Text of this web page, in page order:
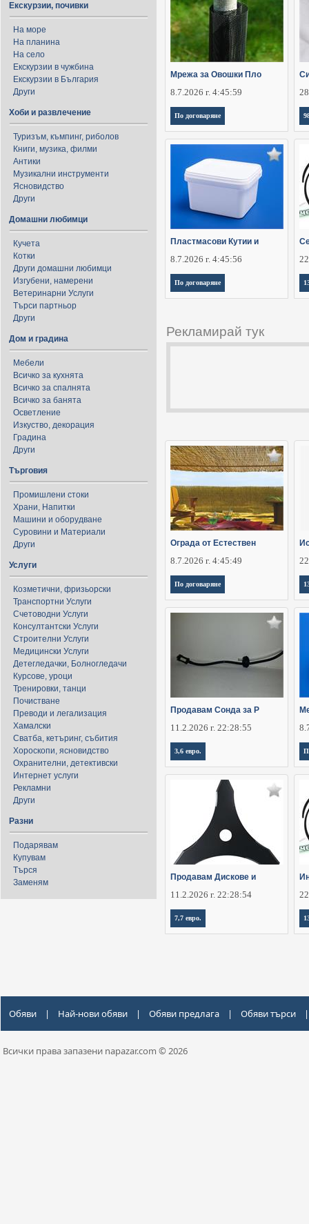
Екскурзии, почивки
На море
На планина
На село
Екскурзии в чужбина
Екскурзии в България
Други
Хоби и развлечение
Туризъм, къмпинг, риболов
Книги, музика, филми
Антики
Музикални инструменти
Ясновидство
Други
Домашни любимци
Кучета
Котки
Други домашни любимци
Изгубени, намерени
Ветеринарни Услуги
Търси партньор
Други
Дом и градина
Мебели
Всичко за кухнята
Всичко за спалнята
Всичко за банята
Осветление
Изкуство, декорация
Градина
Други
Търговия
Промишлени стоки
Храни, Напитки
Машини и оборудване
Суровини и Материали
Други
Услуги
Козметични, фризьорски
Транспортни Услуги
Счетоводни Услуги
Консултантски Услуги
Строителни Услуги
Медицински Услуги
Детегледачки, Болногледачи
Курсове, уроци
Тренировки, танци
Почистване
Преводи и легализация
Хамалски
Сватба, кетъринг, събития
Хороскопи, ясновидство
Охранителни, детективски
Интернет услуги
Рекламни
Други
Разни
Подарявам
Купувам
Търся
Заменям
Мрежа за Овошки Пло
8.7.2026 г. 4:45:59
По договаряне
Пластмасови Кутии и
8.7.2026 г. 4:45:56
По договаряне
Рекламирай тук
Ограда от Естествен
8.7.2026 г. 4:45:49
По договаряне
Продавам Сонда за Р
11.2.2026 г. 22:28:55
3,6 евро.
Продавам Дискове и
11.2.2026 г. 22:28:54
7,7 евро.
Обяви | Най-нови обяви | Обяви предлага | Обяви търси |
Всички права запазени napazar.com © 2026